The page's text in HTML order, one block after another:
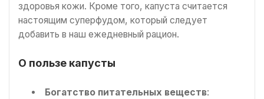
здоровья кожи. Кроме того, капуста считается
настоящим суперфудом, который следует
добавить в наш ежедневный рацион.
О пользе капусты
Богатство питательных веществ: